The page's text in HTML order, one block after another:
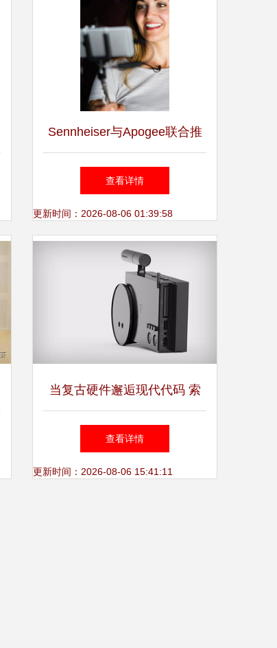
Sennheiser与Apogee联合推
出首款针对Apple iOS设备的
数字领夹话筒
查看详情
更新时间：2026-08-06 01:39:58
当复古硬件邂逅现代代码 索
尼经典录音机的软件重生之旅
查看详情
更新时间：2026-08-06 15:41:11